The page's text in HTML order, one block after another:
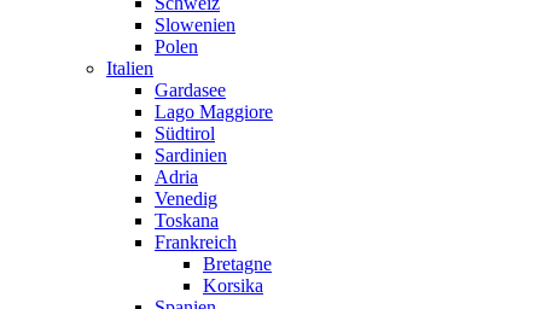
Slowenien
Polen
Italien
Gardasee
Lago Maggiore
Südtirol
Sardinien
Adria
Venedig
Toskana
Frankreich
Bretagne
Korsika